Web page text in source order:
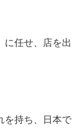
に任せ、店を出
を持ち、日本で